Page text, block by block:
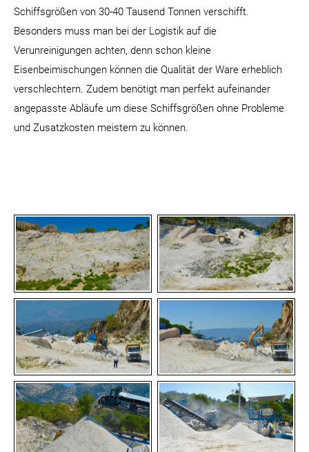
Schiffsgrößen von 30-40 Tausend Tonnen verschifft.
Besonders muss man bei der Logistik auf die
Verunreinigungen achten, denn schon kleine
Eisenbeimischungen können die Qualität der Ware erheblich
verschlechtern. Zudem benötigt man perfekt aufeinander
angepasste Abläufe um diese Schiffsgrößen ohne Probleme
und Zusatzkosten meistern zu können.